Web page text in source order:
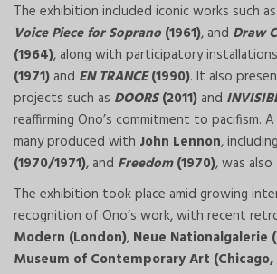
The exhibition included iconic works such as
Voice Piece for Soprano (1961), and Draw
(1964), along with participatory
(1971) and EN TRANCE(1990). It also
projects such as DOORS(2011) and
reaffirming Ono’s commitment to pacifism.
many produced with John Lennon, including
(1970/1971), and Freedom(1970), was
The exhibition took place amid growing
recognition of Ono’s work, with recent
Modern (London), Neue Nationalgalerie
Museum of Contemporary Art (Chicago,